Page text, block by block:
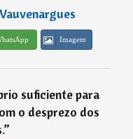
Imagem
suficiente para
o desprezo dos
”